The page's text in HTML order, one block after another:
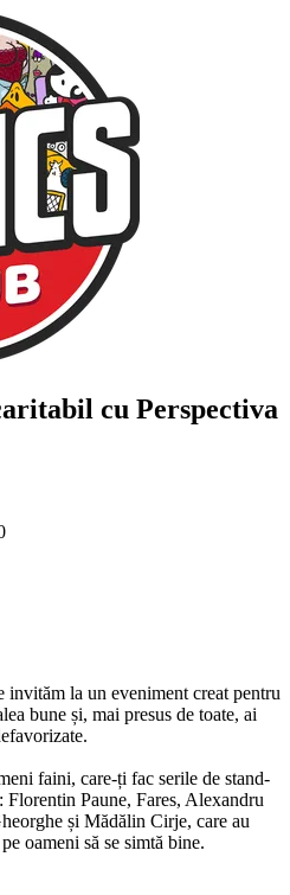
cu Perspectiva
invităm la un eveniment creat pentru
bune și, mai presus de toate, ai
faini, care-ți fac serile de stand-
Paune, Fares, Alexandru
și Mădălin Cirje, care au
oameni să se simtă bine.